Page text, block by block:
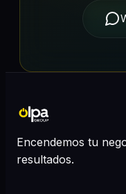
Encendemos tu
resultados.